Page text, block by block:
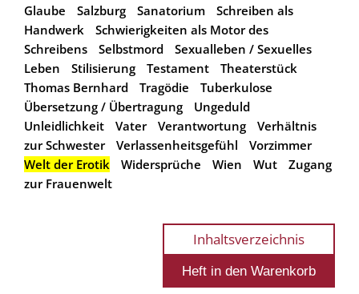
Glaube
Salzburg Sanatorium
Schreiben als
Handwerk
Schwierigkeiten als Motor des
Schreibens
Selbstmord
Sexualleben / Sexuelles
Leben
Stilisierung Testament
Theaterstück
Thomas Bernhard
Tragödie
Tuberkulose
Übersetzung / Übertragung
Ungeduld
Unleidlichkeit
Vater Verantwortung
Verhältnis
zur Schwester
Verlassenheitsgefühl
Vorzimmer
Welt der Erotik
Widersprüche Wien Wut
Zugang
zur Frauenwelt
Inhaltsverzeichnis